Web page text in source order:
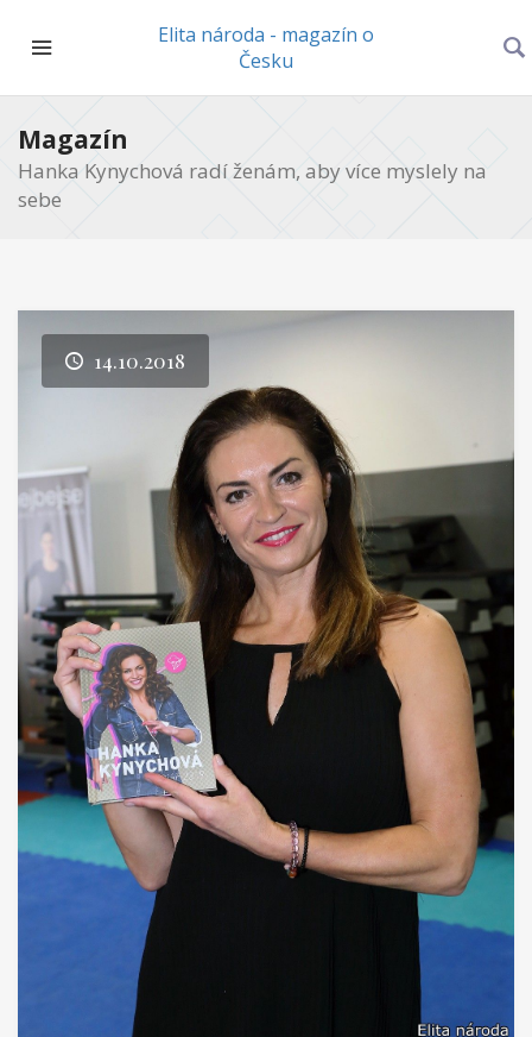
Elita národa - magazín o
Česku
Magazín
Hanka Kynychová radí ženám, aby více myslely na
sebe
14.10.2018